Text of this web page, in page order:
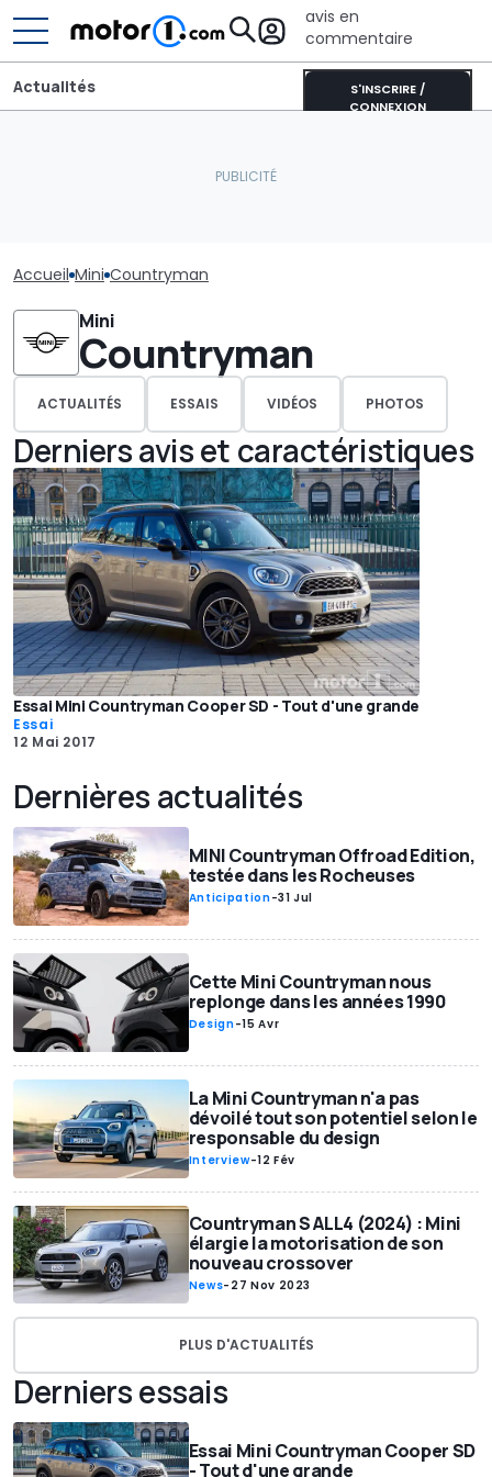
avis en
commentaire
S'INSCRIRE /
CONNEXION
Actualités
Accueil Mini Countryman
Mini
Countryman
ACTUALITÉS ESSAIS VIDÉOS PHOTOS
Derniers avis et caractéristiques
Essai Mini Countryman Cooper SD - Tout d'une grande
Essai
12 Mai 2017
Dernières actualités
MINI Countryman Offroad Edition,
testée dans les Rocheuses
Anticipation-31 Jul
Cette Mini Countryman nous
replonge dans les années 1990
Design-15 Avr
La Mini Countryman n'a pas
dévoilé tout son potentiel selon le
responsable du design
Interview-12 Fév
Countryman S ALL4 (2024) : Mini
élargie la motorisation de son
nouveau crossover
News- 27 Nov 2023
PLUS D'ACTUALITÉS
Derniers essais
Essai Mini Countryman Cooper SD
- Tout d'une grande